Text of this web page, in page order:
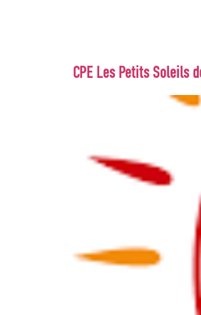
CPE Les Petits Soleils